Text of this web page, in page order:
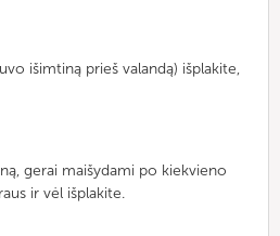
išimtiną prieš valandą) išplakite,
gerai maišydami po kiekvieno
ir vėl išplakite.